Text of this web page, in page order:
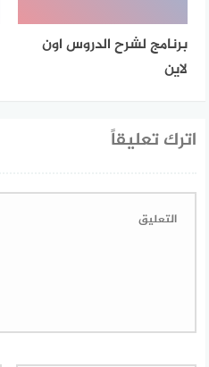
برنامج لشرح الدروس اون
لاين
اترك تعليقاً